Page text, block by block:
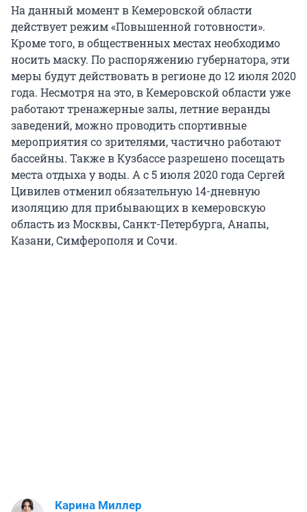
На данный момент в Кемеровской области
действует режим «Повышенной готовности».
Кроме того, в общественных местах необходимо
носить маску. По распоряжению губернатора, эти
меры будут действовать в регионе до 12 июля 2020
года. Несмотря на это, в Кемеровской области уже
работают тренажерные залы, летние веранды
заведений, можно проводить спортивные
мероприятия со зрителями, частично работают
бассейны. Также в Кузбассе разрешено посещать
места отдыха у воды. А с 5 июля 2020 года Сергей
Цивилев отменил обязательную 14-дневную
изоляцию для прибывающих в кемеровскую
область из Москвы, Санкт-Петербурга, Анапы,
Казани, Симферополя и Сочи.
Карина Миллер